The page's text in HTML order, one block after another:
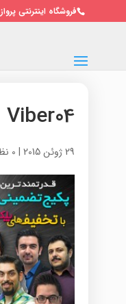
فروشگاه اینترنتی پرواز 09128501125 / 02122691010
Viber04
29 ژوئن 2015 | 0 نظر